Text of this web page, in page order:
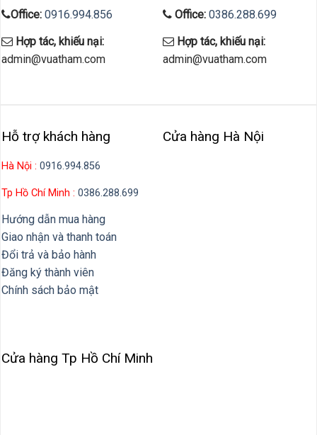
Office: 0916.994.856
Hợp tác, khiếu nại:
admin@vuatham.com
Office: 0386.288.699
Hợp tác, khiếu nại:
admin@vuatham.com
Hỗ trợ khách hàng
Hà Nội : 0916.994.856
Tp Hồ Chí Minh : 0386.288.699
Hướng dẫn mua hàng
Giao nhận và thanh toán
Đổi trả và bảo hành
Đăng ký thành viên
Chính sách bảo mật
Cửa hàng Hà Nội
Cửa hàng Tp Hồ Chí Minh